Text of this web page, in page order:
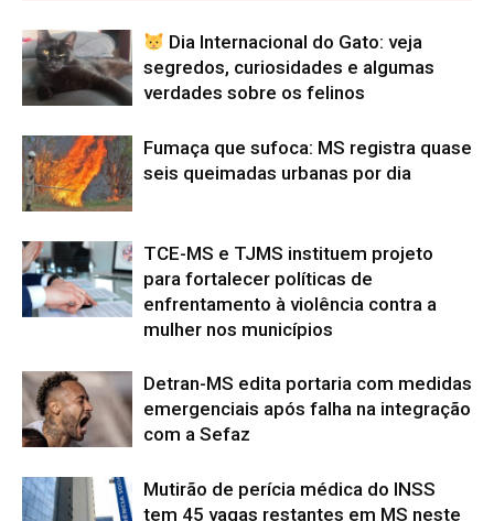
Dia Internacional do Gato: veja
segredos, curiosidades e algumas
verdades sobre os felinos
Fumaça que sufoca: MS registra quase
seis queimadas urbanas por dia
TCE-MS e TJMS instituem projeto
para fortalecer políticas de
enfrentamento à violência contra a
mulher nos municípios
Detran-MS edita portaria com medidas
emergenciais após falha na integração
com a Sefaz
Mutirão de perícia médica do INSS
tem 45 vagas restantes em MS neste